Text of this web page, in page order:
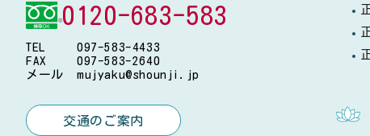
0120-683-583
TEL
097-583-4433
FAX
097-583-2640
メール
mujyaku@shounji.jp
交通のご案内